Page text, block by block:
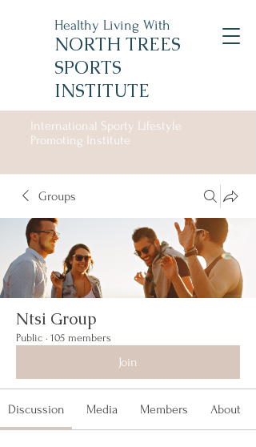
Healthy Living With
NORTH TREES
SPORTS
INSTITUTE
International Sporty Lifestyle
Promoting Institute
Groups
Ntsi Group
Public · 105 members
Join
Discussion Media Members About